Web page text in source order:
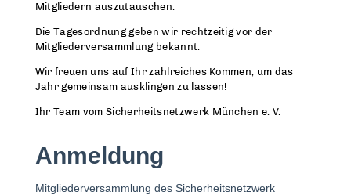
Mitgliedern auszutauschen.
Die Tagesordnung geben wir rechtzeitig vor der
Mitgliederversammlung bekannt.
Wir freuen uns auf Ihr zahlreiches Kommen, um das
Jahr gemeinsam ausklingen zu lassen!
Ihr Team vom Sicherheitsnetzwerk München e. V.